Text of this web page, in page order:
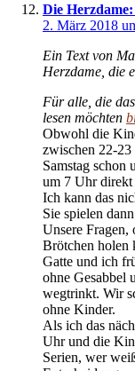
Die
2. März 2018
Ein Text von
Herzdame, die
Für alle, die
lesen möchten
Obwohl die
zwischen 22-23
Samstag schon
um 7 Uhr direkt
Ich kann das
Sie spielen
Unsere Fragen,
Brötchen holen
Gatte und ich
ohne Gesabbel
wegtrinkt. Wir
ohne Kinder.
Als ich das
Uhr und die
Serien, wer